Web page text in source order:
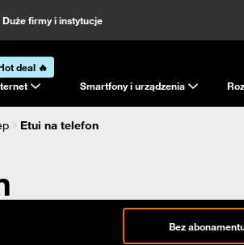
Duże firmy i instytucje
deal 🔥
Smartfony i urządzenia
Etui na telefon
Bez